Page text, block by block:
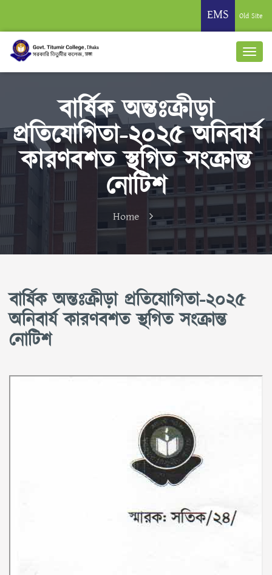
EMS Old Site
বার্ষিক অন্তঃক্রীড়া
প্রতিযোগিতা-২০২৫ অনিবার্য
কারণবশত স্থগিত সংক্রান্ত
নোটিশ
Home
বার্ষিক অন্তঃক্রীড়া প্রতিযোগিতা-২০২৫
অনিবার্য কারণবশত স্থগিত সংক্রান্ত
নোটিশ